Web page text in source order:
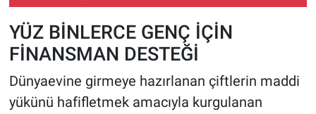
YÜZ BİNLERCE GENÇ İÇİN
FİNANSMAN DESTEĞİ
Dünyaevine girmeye hazırlanan çiftlerin maddi
yükünü hafifletmek amacıyla kurgulanan